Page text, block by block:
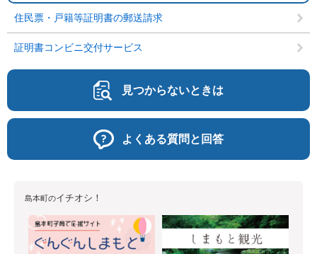
住民票・戸籍等証明書の郵送請求
証明書コンビニ交付サービス
見つからないときは
よくある質問と回答
島本町のイチオシ！